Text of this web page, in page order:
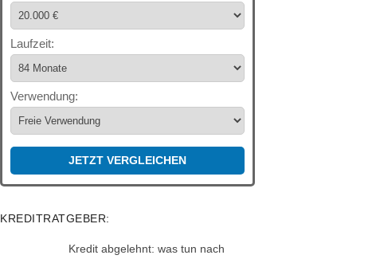
Laufzeit:
Verwendung:
JETZT VERGLEICHEN
KREDITRATGEBER:
Kredit abgelehnt: was tun nach